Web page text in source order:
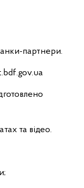
партнери.
та відео.